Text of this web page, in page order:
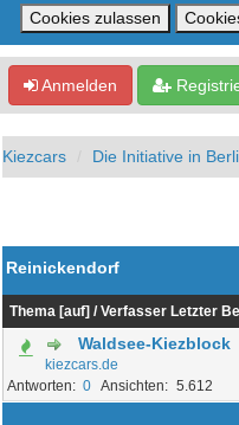
Anmelden
Kiezcars Die Initiative in
Reinickendorf
Thema [auf] /Verfasser Letzter
Waldsee-Kiezblock
kiezcars.de
0
5.612